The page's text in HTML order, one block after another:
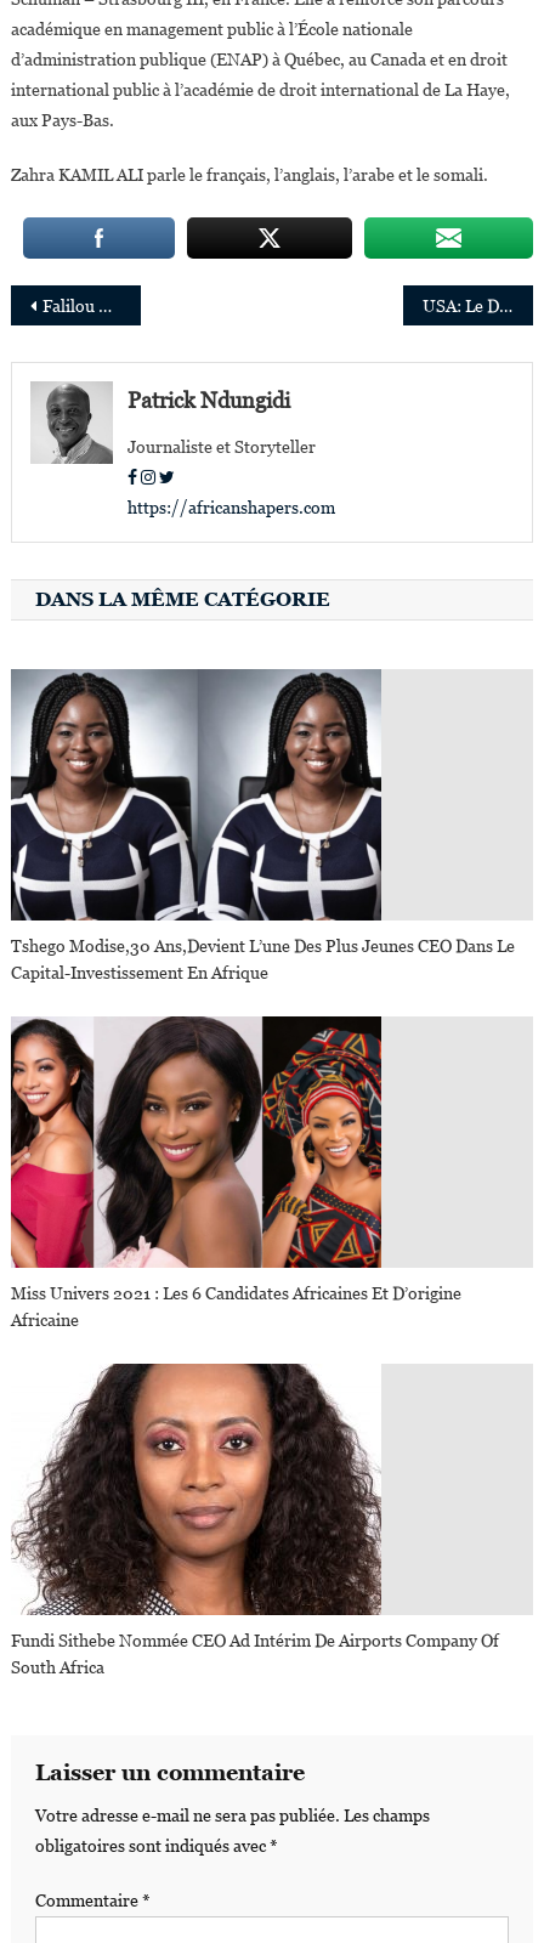
académique en management public à l’École nationale
d’administration publique (ENAP) à Québec, au Canada et en droit
international public à l’académie de droit international de La Haye,
aux Pays-Bas.
Zahra KAMIL ALI parle le français, l’anglais, l’arabe et le somali.
Navigation
de
l’article
Falilou Diop et Rindra Harizo lauréats du prix 2022 de l’AHJUCAF pour la promotion du droit USA: Le Dr. Bruce Ovbiagele nommé Rédacteur en chef du Journal de l’Association américaine de cardiologie
Patrick Ndungidi
Journaliste et Storyteller
https://africanshapers.com
DANS LA MÊME CATÉGORIE
Tshego Modise,30 Ans,devient L’une Des Plus Jeunes CEO Dans Le
Capital-Investissement En Afrique
Miss Univers 2021 : Les 6 Candidates Africaines Et D’origine
Africaine
Fundi Sithebe Nommée CEO Ad Intérim De Airports Company Of
South Africa
Laisser un commentaire
Votre adresse e-mail ne sera pas publiée. Les champs
obligatoires sont indiqués avec*
Commentaire*